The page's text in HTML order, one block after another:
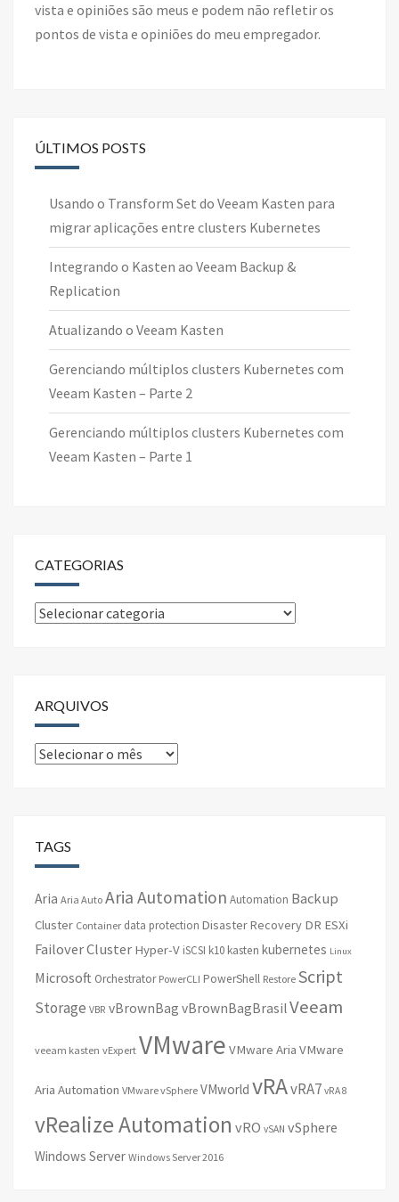
vista e opiniões são meus e podem não refletir os
pontos de vista e opiniões do meu empregador.
ÚLTIMOS POSTS
Usando o Transform Set do Veeam Kasten para
migrar aplicações entre clusters Kubernetes
Integrando o Kasten ao Veeam Backup &
Replication
Atualizando o Veeam Kasten
Gerenciando múltiplos clusters Kubernetes com
Veeam Kasten – Parte 2
Gerenciando múltiplos clusters Kubernetes com
Veeam Kasten – Parte 1
CATEGORIAS
Categorias
ARQUIVOS
Arquivos
TAGS
Aria Aria Auto Aria Automation Automation Backup
Cluster Container data protection Disaster Recovery DR ESXi
Failover Cluster Hyper-V iSCSI k10 kasten kubernetes Linux
Microsoft Orchestrator PowerCLI PowerShell Restore Script
Storage VBR vBrownBag vBrownBagBrasilVeeam
veeam kasten vExpert VMware VMware Aria VMware
Aria Automation VMware vSphere VMworld vRAvRA7 vRA 8
vRealize Automation vRO vSAN vSphere
Windows Server Windows Server 2016